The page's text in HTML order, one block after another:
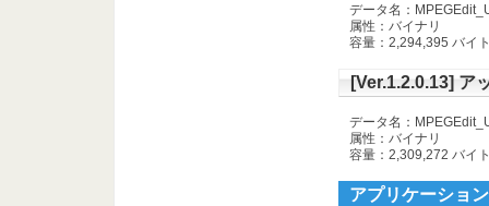
データ名：
属性：バイナリ
容量：2,294,395 バイ
[Ver.1.2.0.13] ア
データ名：
属性：バイナリ
容量：2,309,272 バイ
アプリケーショ